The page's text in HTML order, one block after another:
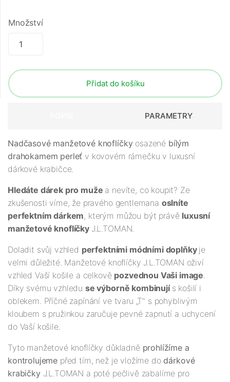
Množství
Přidat do košíku
PARAMETRY
Nadčasové manžetové knoflíčky osazené bílým
drahokamem perleť v kovovém rámečku v luxusní
dárkové krabičce.
Hledáte dárek pro muže a nevíte, co koupit? Ze
zkušenosti víme, že pravého gentlemana oslníte
perfektním dárkem, kterým můžou být právě luxusní
manžetové knoflíčky J.L.TOMAN.
Doladit svůj vzhled perfektními módními doplňky je
velmi důležité. Manžetové knoflíčky J.L.TOMAN oživí
vzhled Vaší košile a celkově pozvednou Vaši image.
Díky svému vzhledu se výborně kombinují s košilí i
oblekem. Příčné zapínání ve tvaru „T" s pohyblivým
kloubem s pružinkou zaručuje pevné zapnutí a uchycení
do Vaší košile.
Tyto manžetové knoflíčky důkladně prohlížíme a
kontrolujeme před tím, než je vložíme do dárkové
krabičkyJ.L.TOMAN a poté pečlivě zabalíme pro